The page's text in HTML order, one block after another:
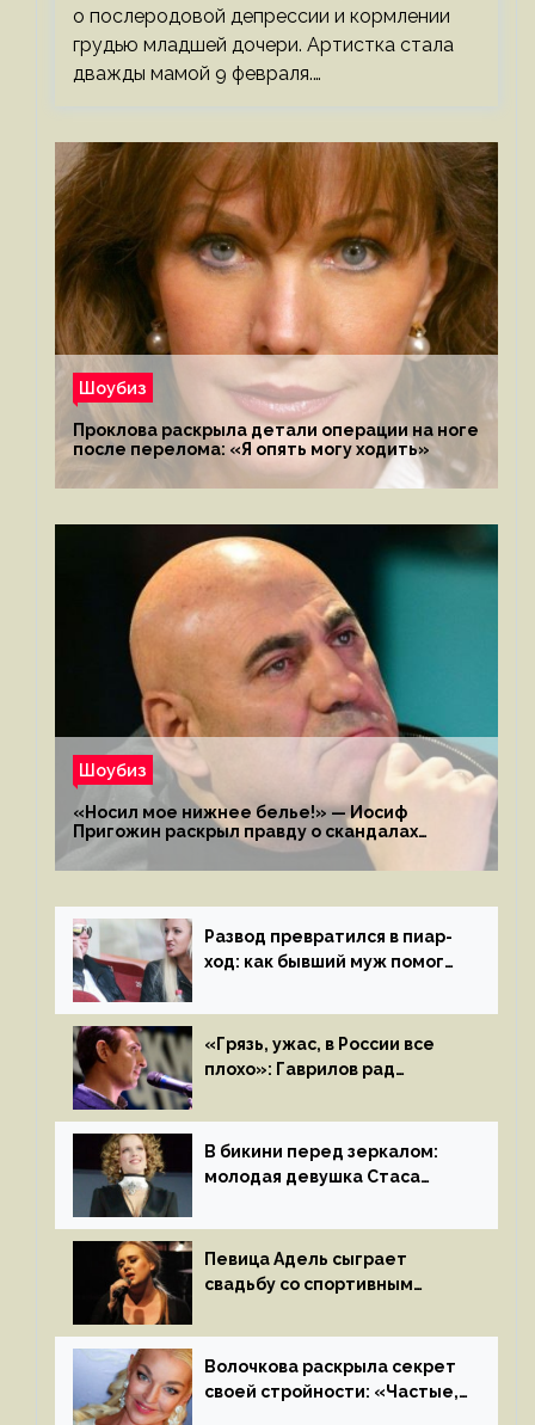
о послеродовой депрессии и кормлении
грудью младшей дочери. Артистка стала
дважды мамой 9 февраля.…
Шоубиз
Проклова раскрыла детали операции на ноге
после перелома: «Я опять могу ходить»
Шоубиз
«Носил мое нижнее белье!» — Иосиф
Пригожин раскрыл правду о скандалах
с мужем своей экс-жены
Развод превратился в пиар-
ход: как бывший муж помог
«Грязь, ужас, в России все
плохо»: Гаврилов рад
иноагентов
В бикини перед зеркалом:
молодая девушка Стаса
на камеру
Певица Адель сыграет
свадьбу со спортивным
летом
Волочкова раскрыла секрет
своей стройности: «Частые,